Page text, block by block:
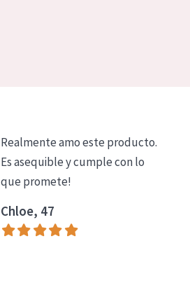
Realmente amo este producto.
Es asequible y cumple con lo
que promete!
Chloe, 47